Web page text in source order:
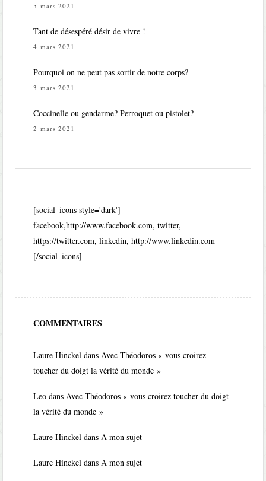
5 mars 2021
Tant de désespéré désir de vivre !
4 mars 2021
Pourquoi on ne peut pas sortir de notre corps?
3 mars 2021
Coccinelle ou gendarme? Perroquet ou pistolet?
2 mars 2021
[social_icons style='dark']
facebook,http://www.facebook.com, twitter,
https://twitter.com, linkedin, http://www.linkedin.com
[/social_icons]
COMMENTAIRES
Laure Hinckel dans Avec Théodoros « vous croirez
toucher du doigt la vérité du monde »
Leo dans Avec Théodoros « vous croirez toucher du doigt
la vérité du monde »
Laure Hinckel dans A mon sujet
Laure Hinckel dans A mon sujet